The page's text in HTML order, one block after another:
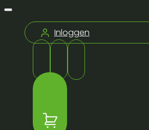
Inloggen